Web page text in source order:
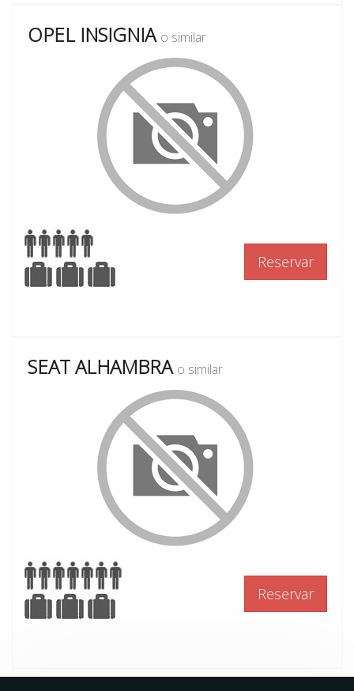
OPEL INSIGNIA o similar
Reservar
SEAT ALHAMBRA o similar
Reservar